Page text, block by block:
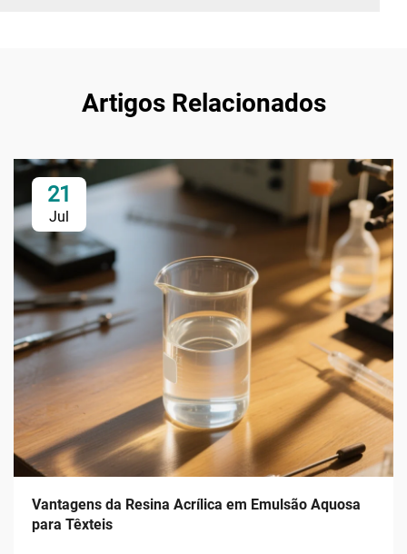
Artigos Relacionados
21
Jul
Vantagens da Resina Acrílica em Emulsão Aquosa
para Têxteis